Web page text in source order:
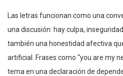
Las letras funcionan como una
una discusión: hay culpa,
también una honestidad afectiva
artificial. Frases como “you are my
tema en una declaración de